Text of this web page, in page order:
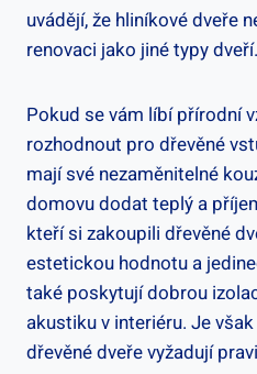
uvádějí,​ že hliníkové dveře
renovaci⁣ jako jiné typy ‌dveří.
Pokud se vám líbí přírodní
rozhodnout pro‌ dřevěné
mají své nezaměnitelné​
domovu dodat teplý a
kteří si zakoupili dřevěné
estetickou hodnotu a
také poskytují⁤ dobrou
akustiku ⁢v interiéru. Je
dřevěné‌ dveře vyžadují